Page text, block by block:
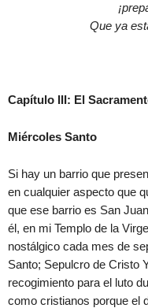
Que ya
Capítulo III: El
Miércoles Santo
Si hay un barrio que
en cualquier aspecto que
que ese barrio es San
él, en mi Templo de la
nostálgico cada mes de
Santo; Sepulcro de Cristo
recogimiento para el luto
como cristianos porque el